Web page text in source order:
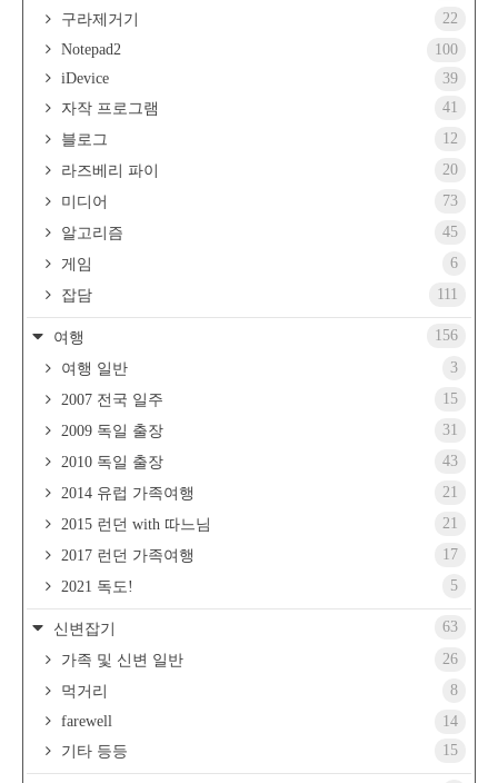
구라제거기
22
Notepad2
100
iDevice
39
자작 프로그램
41
블로그
12
라즈베리 파이
20
미디어
73
알고리즘
45
게임
6
잡담
111
여행
156
여행 일반
3
2007 전국 일주
15
2009 독일 출장
31
2010 독일 출장
43
2014 유럽 가족여행
21
2015 런던 with 따느님
21
2017 런던 가족여행
17
2021 독도!
5
신변잡기
63
가족 및 신변 일반
26
먹거리
8
farewell
14
기타 등등
15